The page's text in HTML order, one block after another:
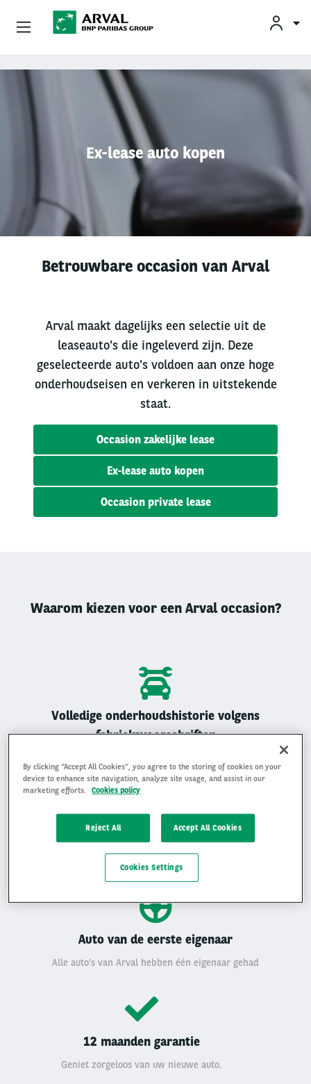
Overslaan en naar de inhoud gaan
Ex-lease auto kopen
Betrouwbare occasion van Arval
Arval maakt dagelijks een selectie uit de
leaseauto's die ingeleverd zijn. Deze
geselecteerde auto's voldoen aan onze hoge
onderhoudseisen en verkeren in uitstekende
staat.
Occasion zakelijke lease
Ex-lease auto kopen
Occasion private lease
Waarom kiezen voor een Arval occasion?
Volledige onderhoudshistorie volgens
fabrieksvoorschriften
Gemiddelde beoordeling van 4,9 op 5
Auto van de eerste eigenaar
Alle auto’s van Arval hebben één eigenaar gehad
12 maanden garantie
Geniet zorgeloos van uw nieuwe auto.
Zakelijk Leasen
Klantenservice
By clicking “Accept All Cookies”, you agree to the storing of cookies on your
device to enhance site navigation, analyze site usage, and assist in our
marketing efforts.
Cookies policy
Reject All Accept All Cookies
Cookies Settings